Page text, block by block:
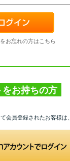
お忘れの方はこちら
お持ちの方
会員登録されたお客様